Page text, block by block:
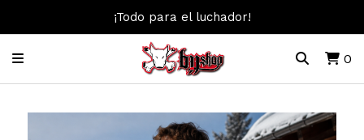
¡Todo para el luchador!
0